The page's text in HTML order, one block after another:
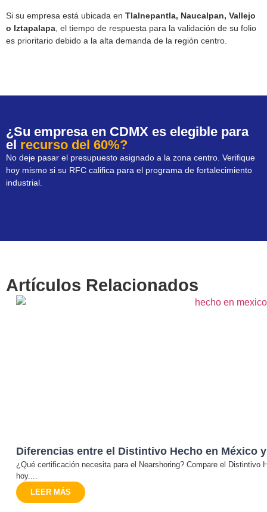
Si su empresa está ubicada en Tlalnepantla, Naucalpan, Vallejo
o Iztapalapa , el tiempo de respuesta para la validación de su folio
es prioritario debido a la alta demanda de la región centro.
¿Su empresa en CDMX es elegible para
el recurso del 60%?
No deje pasar el presupuesto asignado a la zona centro. Verifique
hoy mismo si su RFC califica para el programa de fortalecimiento
industrial.
Artículos Relacionados
Diferencias entre el Distintivo Hecho en México y
¿Qué certificación necesita para el Nearshoring? Compare el
hoy....
LEER MÁS